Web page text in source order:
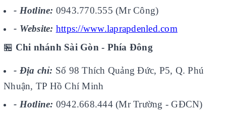
- Hotline: 0943.770.555 (Mr Công)
- Website: https://www.laprapdenled.com
🏪 Chi nhánh Sài Gòn - Phía Đông
- Địa chỉ: Số 98 Thích Quảng Đức, P5, Q. Phú
Nhuận, TP Hồ Chí Minh
- Hotline: 0942.668.444 (Mr Trường - GĐCN)